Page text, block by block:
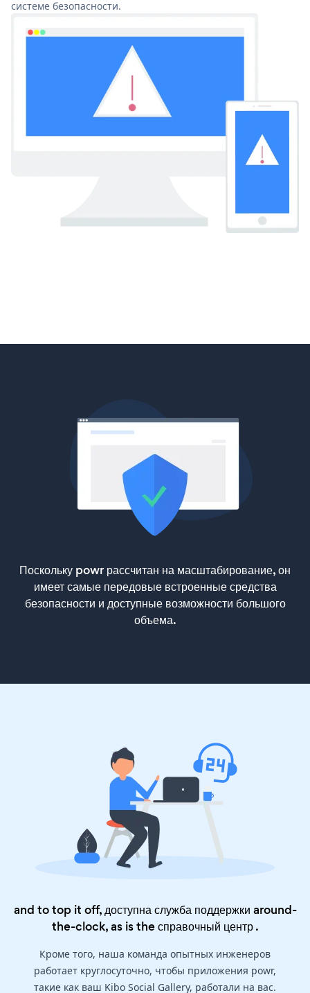
системе безопасности.
Поскольку powr рассчитан на масштабирование, он
имеет самые передовые встроенные средства
безопасности и доступные возможности большого
объема.
and to top it off, доступна служба поддержки around-
the-clock, as is theсправочный центр.
Кроме того, наша команда опытных инженеров
работает круглосуточно, чтобы приложения powr,
такие как ваш Kibo Social Gallery, работали на вас.